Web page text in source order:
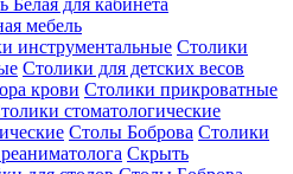
Белая для кабинета
мебель
инструментальные Столики
Столики для детских весов
крови Столики прикроватные
стоматологические
Столы Боброва Столики
Скрыть